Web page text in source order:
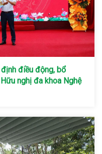
điều động, bổ
nghị đa khoa Nghệ